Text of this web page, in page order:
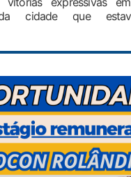
da cidade que